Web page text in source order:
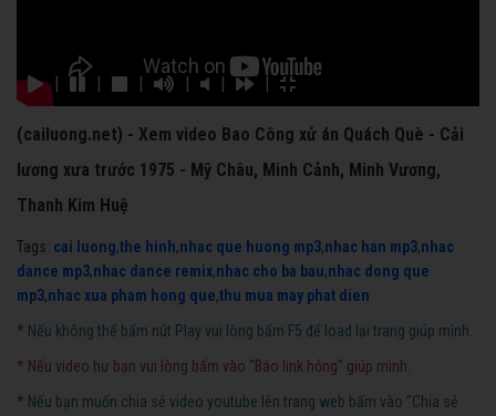
(cailuong.net) - Xem video Bao Công xử án Quách Què - Cải
lương xưa trước 1975 - Mỹ Châu, Minh Cảnh, Minh Vương,
Thanh Kim Huệ
Tags: cai luong,the hinh,nhac que huong mp3,nhac han mp3,nhac
dance mp3,nhac dance remix,nhac cho ba bau,nhac dong que
mp3,nhac xua pham hong que,thu mua may phat dien
* Nếu không thể bấm nút Play vui lòng bấm F5 để load lại trang giúp mình.
* Nếu video hư bạn vui lòng bấm vào "Báo link hỏng" giúp mình.
* Nếu bạn muốn chia sẻ video youtube lên trang web bấm vào "Chia sẻ